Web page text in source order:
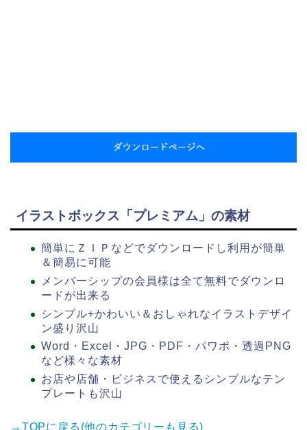
イラストボックス「プレミアム」の素材
簡単にＺＩＰなどでダウンロードし利用が簡単
＆簡易に可能
メンバーシップの会員様は全て無料でダウンロ
ードが出来る
シンプル+かわいい＆おしゃれなイラストデザイ
ン盛り沢山
Word・Excel・JPG・PDF・パワポ・透過PNG
など様々な素材
お店や店舗・ビジネスで使えるシンプルなテン
プレートも沢山
→TOPに戻る(他のカテゴリーも見る)